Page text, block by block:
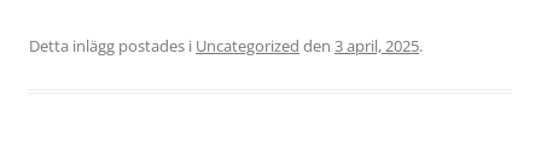
Detta inlägg postades i Uncategorized den 3 april, 2025.